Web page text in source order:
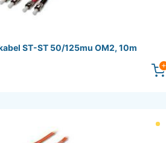
ST-ST 50/125mu OM2, 10m